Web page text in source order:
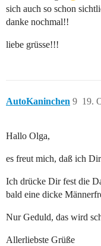
sich auch so schon
danke nochmal!!
liebe grüsse!!!
AutoKaninchen 19.
9
Hallo Olga,
es freut mich, daß ich
Ich drücke Dir fest die
bald eine dicke
Nur Geduld, das wird
Allerliebste Grüße